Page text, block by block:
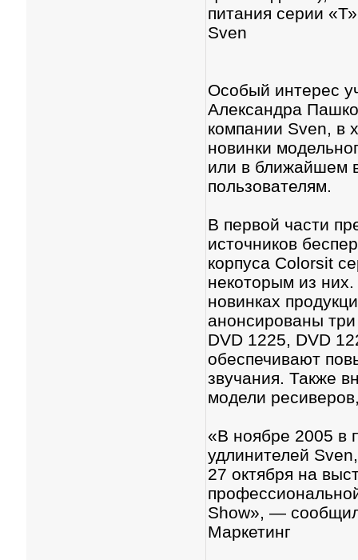
питания серии
Sven
Особый интерес
Александра
компании Sven, в
новинки
или в ближайшем
пользователям.
В первой части
источников
корпуса Colorsit
некоторым из
новинках
анонсированы
DVD 1225, DVD
обеспечивают
звучания. Также
модели
«В ноябре 2005 в
удлинителей
27 октября на
Show», —
Маркетинг